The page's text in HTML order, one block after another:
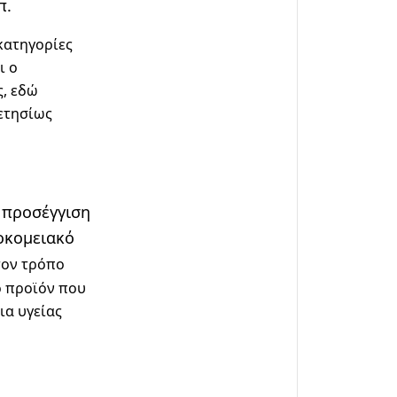
ο
εδώ
τρόπο
προϊόν που
υγείας